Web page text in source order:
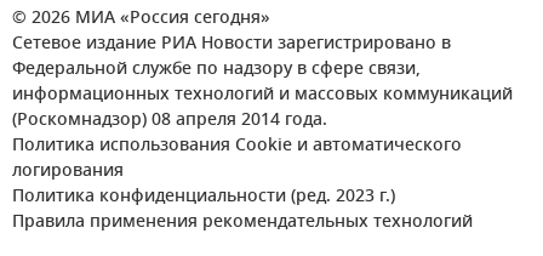
© 2026 МИА «Россия сегодня»
Сетевое издание РИА Новости зарегистрировано в
Федеральной службе по надзору в сфере связи,
информационных технологий и массовых коммуникаций
(Роскомнадзор) 08 апреля 2014 года.
Политика использования Cookie и автоматического
логирования
Политика конфиденциальности (ред. 2023 г.)
Правила применения рекомендательных технологий